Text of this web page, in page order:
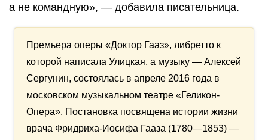
а не командную», — добавила писательница.
Премьера оперы «Доктор Гааз», либретто к
которой написала Улицкая, а музыку — Алексей
Сергунин, состоялась в апреле 2016 года в
московском музыкальном театре «Геликон-
Опера». Постановка посвящена истории жизни
врача Фридриха-Иосифа Гааза (1780—1853) —